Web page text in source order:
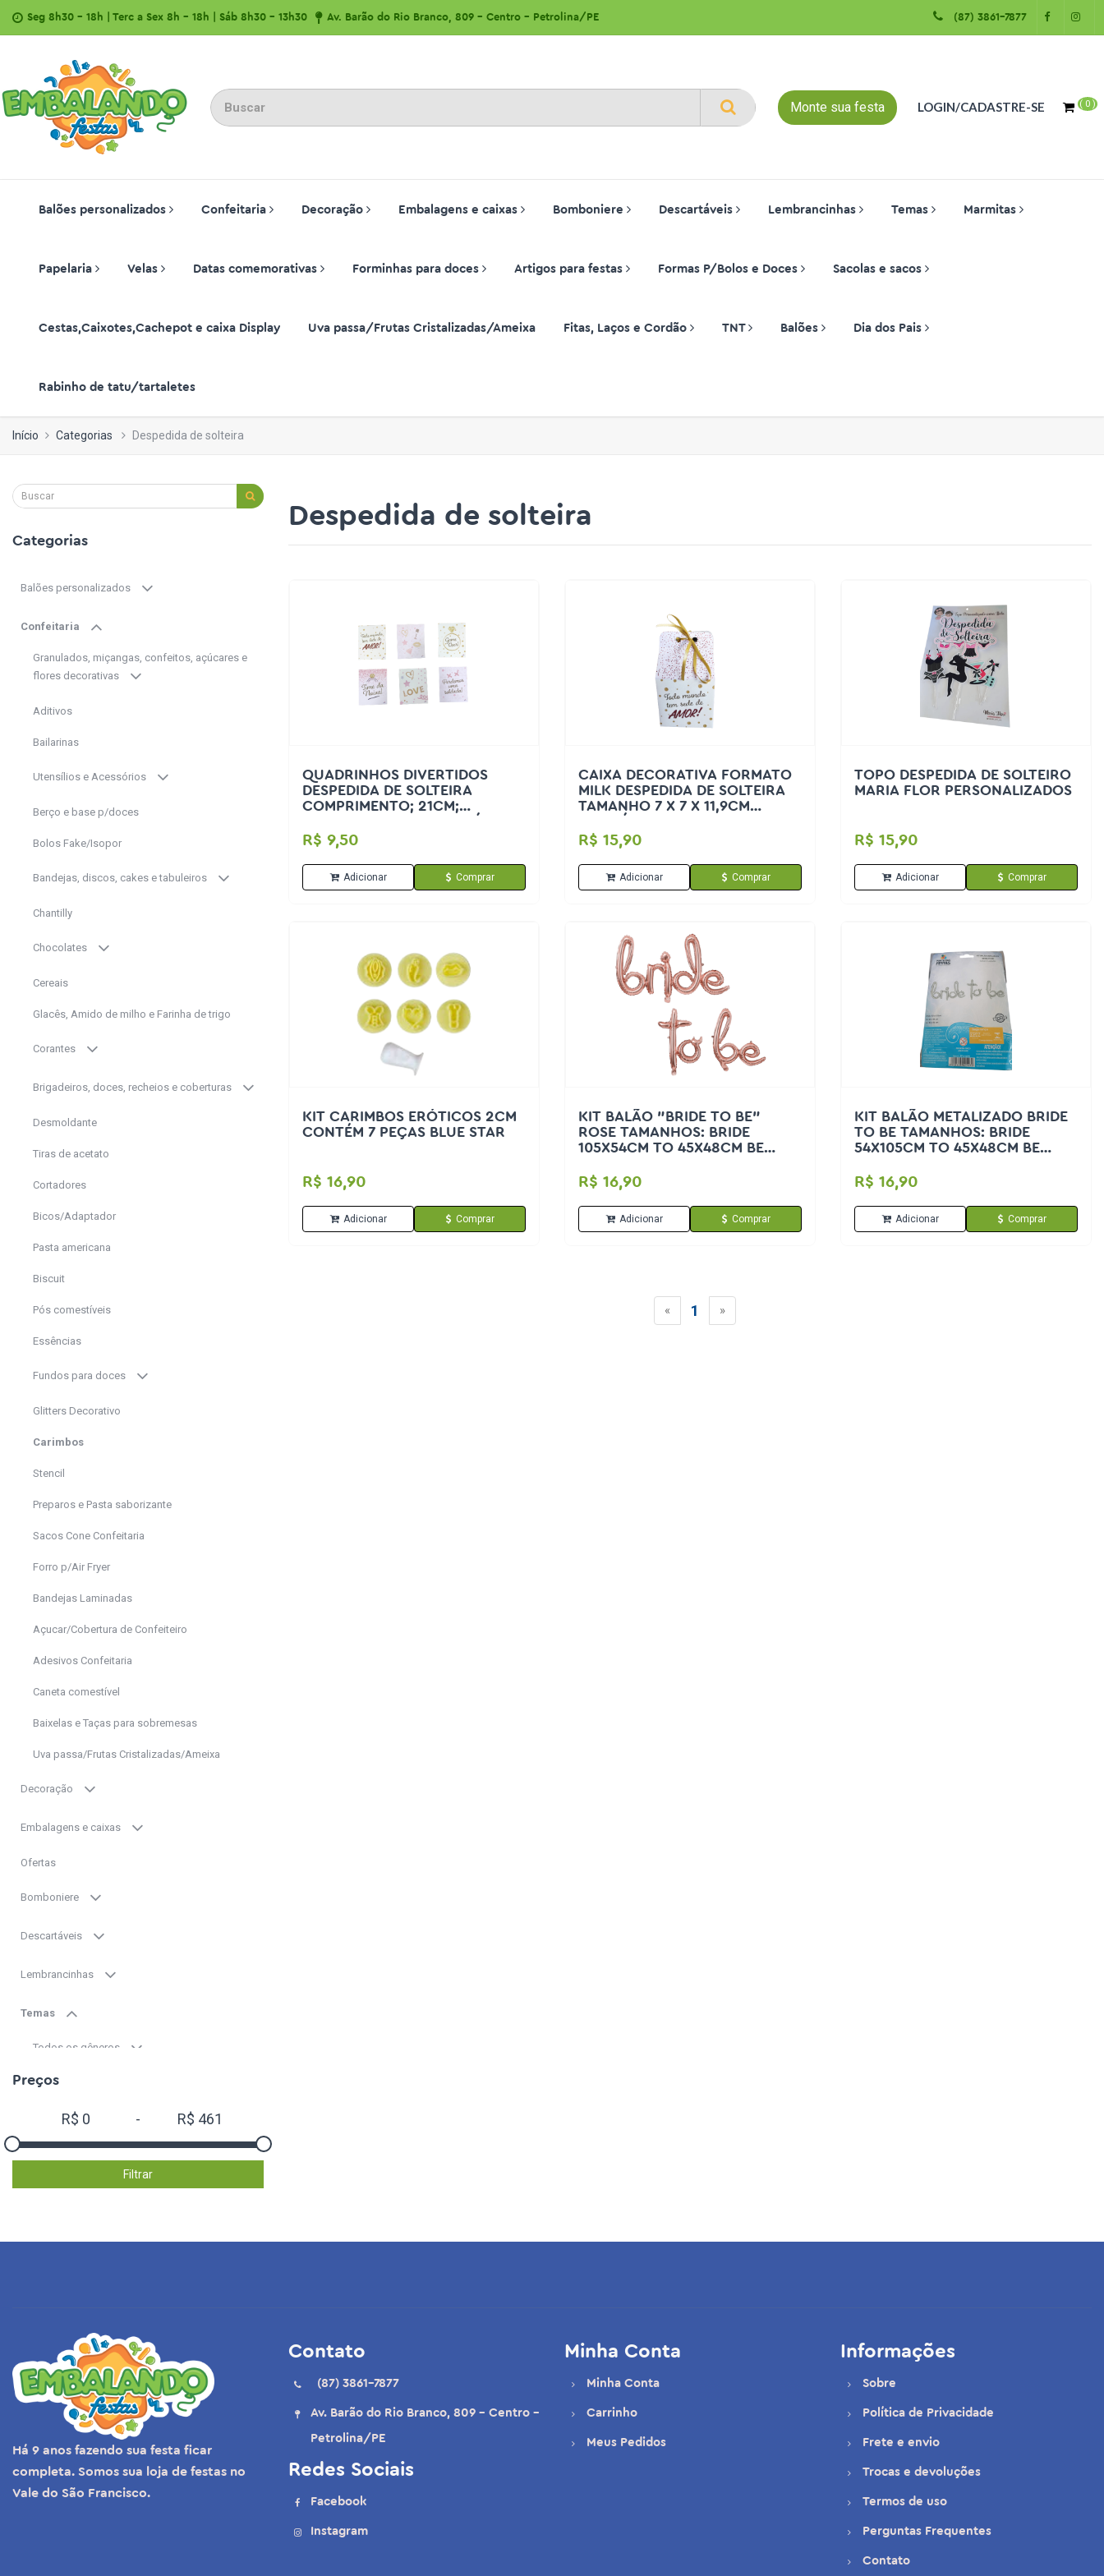
Seg 8h30 - 18h | Terc a Sex 8h - 18h | Sáb 8h30 - 13h30 Av. Barão do Rio Branco, 809 - Centro - Petrolina/PE (87) 3861-7877
Monte sua festa LOGIN/CADASTRE-SE ( 0 )
Balões personalizados Confeitaria Decoração Embalagens e caixas Bomboniere Descartáveis Lembrancinhas Temas Marmitas
Papelaria Velas Datas comemorativas Forminhas para doces Artigos para festas Formas P/Bolos e Doces Sacolas e sacos
Cestas,Caixotes,Cachepot e caixa Display Uva passa/Frutas Cristalizadas/Ameixa Fitas, Laços e Cordão TNT Balões Dia dos Pais
Rabinho de tatu/tartaletes
Início Categorias Despedida de solteira
Categorias
Balões personalizados
Confeitaria
Granulados, miçangas, confeitos, açúcares e
flores decorativas
Aditivos
Bailarinas
Utensílios e Acessórios
Berço e base p/doces
Bolos Fake/Isopor
Bandejas, discos, cakes e tabuleiros
Chantilly
Chocolates
Cereais
Glacês, Amido de milho e Farinha de trigo
Corantes
Brigadeiros, doces, recheios e coberturas
Desmoldante
Tiras de acetato
Cortadores
Bicos/Adaptador
Pasta americana
Biscuit
Pós comestíveis
Essências
Fundos para doces
Glitters Decorativo
Carimbos
Stencil
Preparos e Pasta saborizante
Sacos Cone Confeitaria
Forro p/Air Fryer
Bandejas Laminadas
Açucar/Cobertura de Confeiteiro
Adesivos Confeitaria
Caneta comestível
Baixelas e Taças para sobremesas
Uva passa/Frutas Cristalizadas/Ameixa
Decoração
Embalagens e caixas
Ofertas
Bomboniere
Descartáveis
Lembrancinhas
Temas
Todos os gêneros
Meninos
Meninas
Chapeuzinho para festa
Despedida de solteira
Marmitas
Papelaria
Datas comemorativas
Preços
R$ 0 - R$ 461
Filtrar
Despedida de solteira
QUADRINHOS DIVERTIDOS
DESPEDIDA DE SOLTEIRA
COMPRIMENTO; 21CM;
UN JUNCO
R$ 9,50
Adicionar Comprar
CAIXA DECORATIVA FORMATO
MILK DESPEDIDA DE SOLTEIRA
TAMANHO 7 X 7 X 11,9CM
R$ 15,90
Adicionar Comprar
TOPO DESPEDIDA DE SOLTEIRO
MARIA FLOR PERSONALIZADOS
R$ 15,90
Adicionar Comprar
KIT CARIMBOS ERÓTICOS 2CM
CONTÉM 7 PEÇAS BLUE STAR
R$ 16,90
Adicionar Comprar
KIT BALÃO "BRIDE TO BE"
ROSE TAMANHOS: BRIDE
105X54CM TO 45X48CM BE
R$ 16,90
Adicionar Comprar
KIT BALÃO METALIZADO BRIDE
TO BE TAMANHOS: BRIDE
54X105CM TO 45X48CM BE
R$ 16,90
Adicionar Comprar
« 1 »
Há 9 anos fazendo sua festa ficar
completa. Somos sua loja de festas no
Vale do São Francisco.
Contato
(87) 3861-7877
Av. Barão do Rio Branco, 809 - Centro -
Petrolina/PE
Redes Sociais
Facebook
Instagram
Minha Conta
Minha Conta
Carrinho
Meus Pedidos
Informações
Sobre
Política de Privacidade
Frete e envio
Trocas e devoluções
Termos de uso
Perguntas Frequentes
Contato